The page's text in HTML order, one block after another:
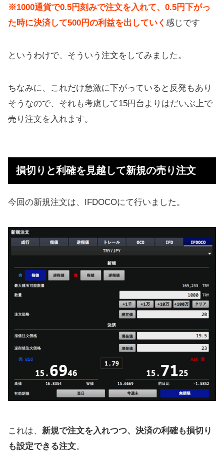
※1000通貨で0.5円刻みで注文を入れて、0.5円下がっ
た時に決済して500円の利益を出していく 感じです
というわけで、そういう注文をしてみました。
ちなみに、これだけ急激に下がっていると反発もあり
そうなので、それも考慮して15円台よりはだいぶ上で
売り注文を入れます。
損切りと利確を見越して新規の売り注文
今回の新規注文は、IFDOCOにて行いました。
これは、 新規で注文を入れつつ、決済の利確も損切り
も設定できる注文。